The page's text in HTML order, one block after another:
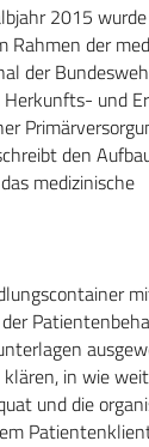
2015
Rahmen der
der
und
den
medizinische
in wie
und die